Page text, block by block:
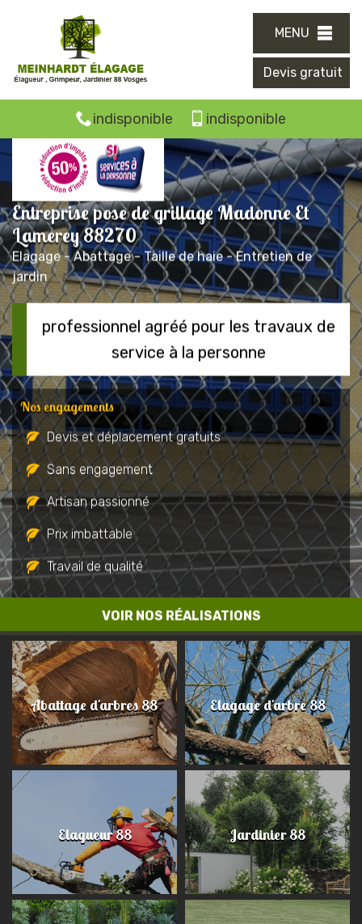
MENU
Devis gratuit
indisponible indisponible
Entreprise pose de grillage Madonne Et
Lamerey 88270
Elagage - Abattage - Taille de haie - Entretien de
jardin
VOIR NOS RÉALISATIONS
professionnel agréé pour les travaux de
service à la personne
Nos engagements
Devis et déplacement gratuits
Sans engagement
Artisan passionné
Prix imbattable
Travail de qualité
Abattage d'arbres 88 Elagage d'arbre 88
Elagueur 88 Jardinier 88